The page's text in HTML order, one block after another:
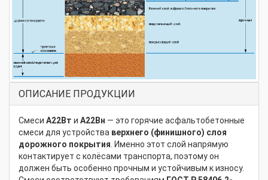
ОПИСАНИЕ ПРОДУКЦИИ
Смеси А22Вт и А22Вн — это горячие асфальтобетонные
смеси для устройства верхнего (финишного) слоя
дорожного покрытия . Именно этот слой напрямую
контактирует с колёсами транспорта, поэтому он
должен быть особенно прочным и устойчивым к износу.